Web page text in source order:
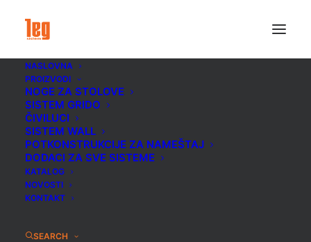
NASLOVNA
PROIZVODI
NOGE ZA STOLOVE
SISTEM GRIDO
ČIVILUCI
SISTEM WALL
POTKONSTRUKCIJE ZA NAMEŠTAJ
DODACI ZA SVE SISTEME
KATALOG
NOVOSTI
KONTAKT
SEARCH